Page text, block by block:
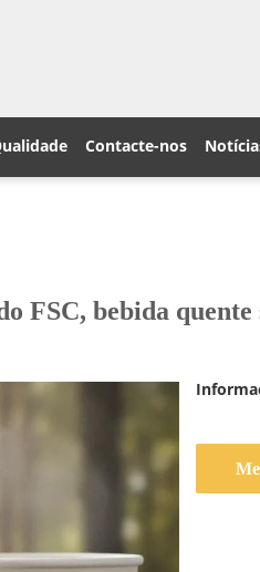
Contacte-nos
FSC, bebida